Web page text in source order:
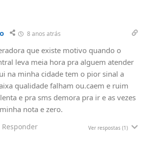
8 anos atrás
que existe motivo quando o
leva meia hora pra alguem atender
na minha cidade tem o pior sinal a
qualidade falham ou.caem e ruim
e pra sms demora pra ir e as vezes
nota e zero.
Responder Ver respostas (1)